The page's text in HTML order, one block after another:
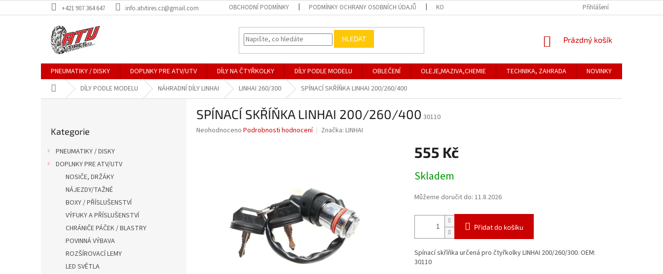
na
+421 907 364 647 info.atvtires.cz@gmail.com OBCHODNÍ PODMÍNKY PODMÍNKY OCHRANY OSOBNÍCH ÚDAJŮ KONTAKTNÍ ÚDAJE Přihlášení
HLEDAT
NÁKUPNÍ
Prázdný košík
PNEUMATIKY / DISKY DOPLNKY PRE ATV/UTV DÍLY NA ČTYŘKOLKY DÍLY PODLE MODELU OBLEČENÍ OLEJE,MAZIVA,CHEMIE TECHNIKA, ZAHRADA NOVINKY
Domů DÍLY PODLE MODELU NÁHRADNÍ DÍLY LINHAI LINHAI 260/300 SPÍNACÍ SKŘÍŇKA LINHAI 200/260/400
kategorie
Kategorie
PNEUMATIKY / DISKY
DOPLNKY PRE ATV/UTV
NOSIČE, DRŽÁKY
NÁJEZDY/TAŽNÉ
BOXY / PŘÍSLUŠENSTVÍ
VÝFUKY A PŘÍSLUŠENSTVÍ
CHRÁNIČE PÁČEK / BLASTRY
POVINNÁ VÝBAVA
ROZŠÍROVACÍ LEMY
LED SVĚTLA
SPÍNACÍ SKŘÍŇKA LINHAI 200/260/400 30110
Průměrné
Neohodnoceno Podrobnosti hodnocení Značka: LINHAI
555 Kč
cena:
Skladem
Můžeme doručit do: 11.8.2026
Přidat do košíku
Spínací skříňka určená pro čtyřkolky LINHAI 200/260/300. OEM:
30110